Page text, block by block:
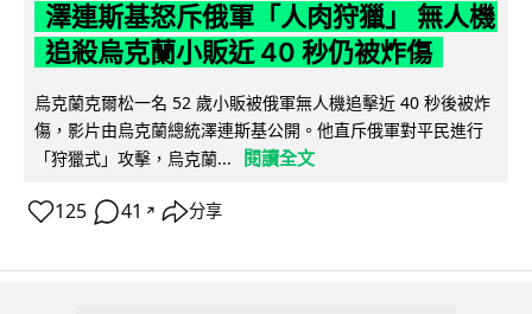
澤連斯基怒斥俄軍「人肉狩獵」 無人機
追殺烏克蘭小販近 40 秒仍被炸傷
烏克蘭克爾松一名 52 歲小販被俄軍無人機追擊近 40 秒後被炸
傷，影片由烏克蘭總統澤連斯基公開。他直斥俄軍對平民進行
「狩獵式」攻擊，烏克蘭...
閱讀全文
125 41 ↗ 分享